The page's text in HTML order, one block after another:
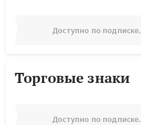
Доступно по подписке.
Торговые знаки
Доступно по подписке.